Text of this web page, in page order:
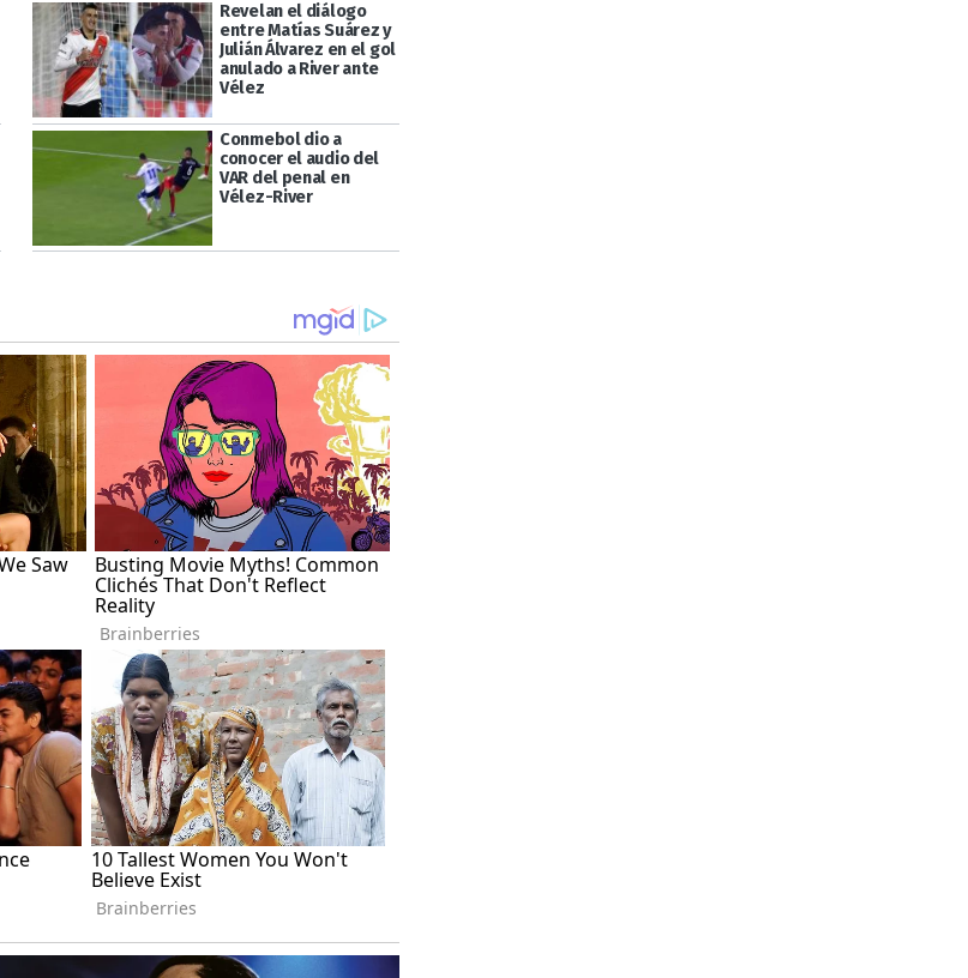
Revelan el diálogo
entre Matías Suárez y
Julián Álvarez en el gol
anulado a River ante
Vélez
Conmebol dio a
conocer el audio del
VAR del penal en
Vélez-River